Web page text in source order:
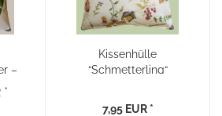
–
*
Kissenhülle
“Schmetterling“
7,95 EUR *